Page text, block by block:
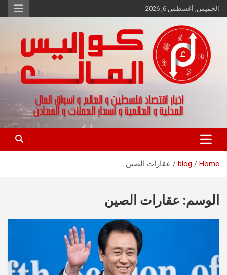
Skip
to
الخميس, أغسطس 6, 2026
كواليس المال
اخبار اقتصاد فلسطين و العالم و تقارير اسواق المال و العملات
Home
blog عقارات الصين
الوسم: عقارات الصين